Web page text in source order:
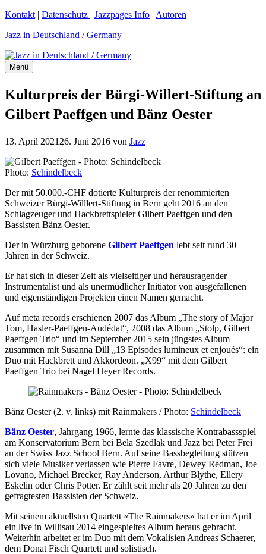
Zum
springen
Kontakt | Datenschutz | Jazzpages Info | Autoren
Jazz in Deutschland / Germany
Menü
Kulturpreis der Bürgi-Willert-Stiftung an
Gilbert Paeffgen und Bänz Oester
13. April 2021 26. Juni 2016 von Jazz
Photo: Schindelbeck
Der mit 50.000.-CHF dotierte Kulturpreis der renommierten
Schweizer Bürgi-Willlert-Stiftung in Bern geht 2016 an den
Schlagzeuger und Hackbrettspieler Gilbert Paeffgen und den
Bassisten Bänz Oester.
Der in Würzburg geborene Gilbert Paeffgen lebt seit rund 30
Jahren in der Schweiz.
Er hat sich in dieser Zeit als vielseitiger und herausragender
Instrumentalist und als unermüdlicher Initiator von ausgefallenen
und eigenständigen Projekten einen Namen gemacht.
Auf meta records erschienen 2007 das Album „The story of Major
Tom, Hasler-Paeffgen-Audédat“, 2008 das Album „Stolp, Gilbert
Paeffgen Trio“ und im September 2015 sein jüngstes Album
zusammen mit Susanna Dill „13 Episodes lumineux et enjoués“: ein
Duo mit Hackbrett und Akkordeon. „X99“ mit dem Gilbert
Paeffgen Trio bei Nagel Heyer Records.
Bänz Oester (2. v. links) mit Rainmakers / Photo: Schindelbeck
Bänz Oester, Jahrgang 1966, lernte das klassische Kontrabassspiel
am Konservatorium Bern bei Bela Szedlak und Jazz bei Peter Frei
an der Swiss Jazz School Bern. Auf seine Bassbegleitung stützen
sich viele Musiker verlassen wie Pierre Favre, Dewey Redman, Joe
Lovano, Michael Brecker, Ray Anderson, Arthur Blythe, Ellery
Eskelin oder Chris Potter. Er zählt seit mehr als 20 Jahren zu den
gefragtesten Bassisten der Schweiz.
Mit seinem aktuellsten Quartett «The Rainmakers» hat er im April
ein live in Willisau 2014 eingespieltes Album heraus gebracht.
Weiterhin arbeitet er im Duo mit dem Vokalisien Andreas Schaerer,
dem Donat Fisch Quartett und solistisch.